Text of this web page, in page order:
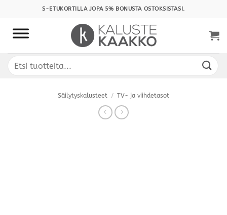
content
S-ETUKORTILLA JOPA 5% BONUSTA OSTOKSISTASI.
Etsi:
Säilytyskalusteet / TV- ja viihdetasot